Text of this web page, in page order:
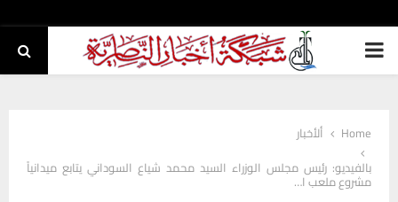
PRIMARY
Home
ألأخبار
بالفيديو: رئيس مجلس الوزراء السيد محمد شياع السوداني يتابع ميدانياً
مشروع ملعب ا…